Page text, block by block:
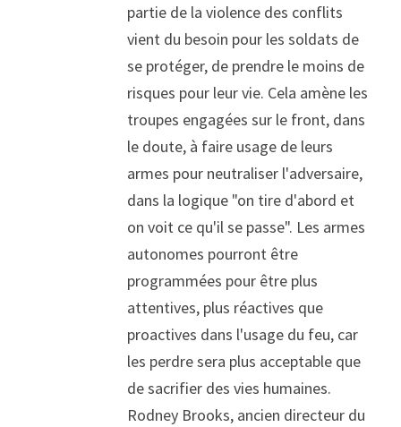
partie de la violence des conflits
vient du besoin pour les soldats de
se protéger, de prendre le moins de
risques pour leur vie. Cela amène les
troupes engagées sur le front, dans
le doute, à faire usage de leurs
armes pour neutraliser l'adversaire,
dans la logique "on tire d'abord et
on voit ce qu'il se passe". Les armes
autonomes pourront être
programmées pour être plus
attentives, plus réactives que
proactives dans l'usage du feu, car
les perdre sera plus acceptable que
de sacrifier des vies humaines.
Rodney Brooks, ancien directeur du